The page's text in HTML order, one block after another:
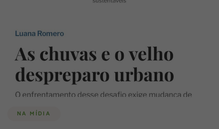
NA MÍDIA